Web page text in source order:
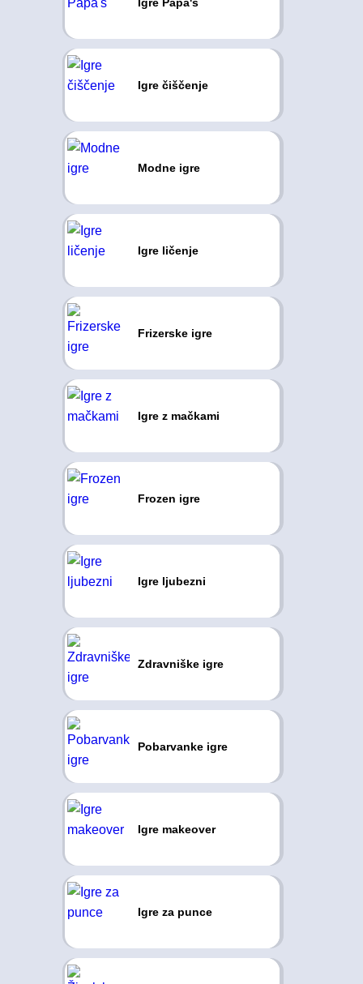
Igre čiščenje
Modne igre
Igre ličenje
Frizerske igre
Igre z mačkami
Frozen igre
Igre ljubezni
Zdravniške igre
Pobarvanke igre
Igre makeover
Igre za punce